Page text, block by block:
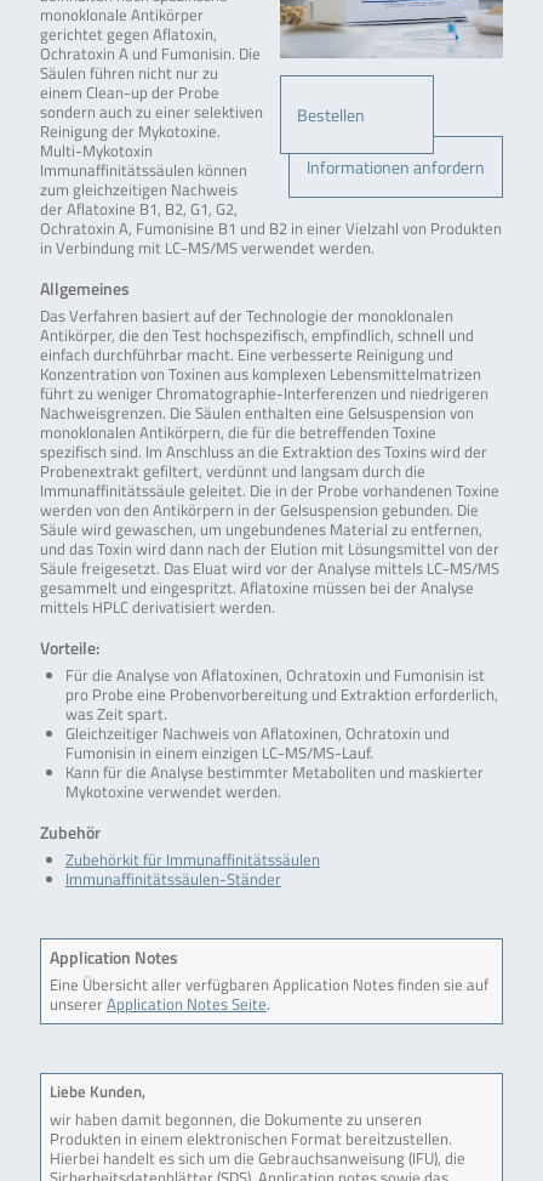
Bestellen
Informationen anfordern
monoklonale Antikörper
gerichtet gegen Aflatoxin,
Ochratoxin A und Fumonisin. Die
Säulen führen nicht nur zu
einem Clean-up der Probe
sondern auch zu einer selektiven
Reinigung der Mykotoxine.
Multi-Mykotoxin
Immunaffinitätssäulen können
zum gleichzeitigen Nachweis
der Aflatoxine B1, B2, G1, G2,
Ochratoxin A, Fumonisine B1 und B2 in einer Vielzahl von Produkten
in Verbindung mit LC-MS/MS verwendet werden.
Allgemeines
Das Verfahren basiert auf der Technologie der monoklonalen
Antikörper, die den Test hochspezifisch, empfindlich, schnell und
einfach durchführbar macht. Eine verbesserte Reinigung und
Konzentration von Toxinen aus komplexen Lebensmittelmatrizen
führt zu weniger Chromatographie-Interferenzen und niedrigeren
Nachweisgrenzen. Die Säulen enthalten eine Gelsuspension von
monoklonalen Antikörpern, die für die betreffenden Toxine
spezifisch sind. Im Anschluss an die Extraktion des Toxins wird der
Probenextrakt gefiltert, verdünnt und langsam durch die
Immunaffinitätssäule geleitet. Die in der Probe vorhandenen Toxine
werden von den Antikörpern in der Gelsuspension gebunden. Die
Säule wird gewaschen, um ungebundenes Material zu entfernen,
und das Toxin wird dann nach der Elution mit Lösungsmittel von der
Säule freigesetzt. Das Eluat wird vor der Analyse mittels LC-MS/MS
gesammelt und eingespritzt. Aflatoxine müssen bei der Analyse
mittels HPLC derivatisiert werden.
Vorteile:
Für die Analyse von Aflatoxinen, Ochratoxin und Fumonisin ist
pro Probe eine Probenvorbereitung und Extraktion erforderlich,
was Zeit spart.
Gleichzeitiger Nachweis von Aflatoxinen, Ochratoxin und
Fumonisin in einem einzigen LC-MS/MS-Lauf.
Kann für die Analyse bestimmter Metaboliten und maskierter
Mykotoxine verwendet werden.
Zubehör
Zubehörkit für Immunaffinitätssäulen
Immunaffinitätssäulen-Ständer
Application Notes
Eine Übersicht aller verfügbaren Application Notes finden sie auf
unsererApplication Notes Seite.
Liebe Kunden,
wir haben damit begonnen, die Dokumente zu unseren
Produkten in einem elektronischen Format bereitzustellen.
Hierbei handelt es sich um die Gebrauchsanweisung (IFU), die